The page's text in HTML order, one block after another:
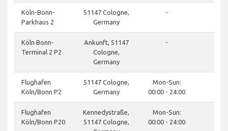
Köln-Bonn-
Parkhaus 2
51147 Cologne,
Germany
-
Köln Bonn-
Terminal 2 P2
Ankunft, 51147
Cologne,
Germany
-
Flughafen
Köln/Bonn P2
51147 Cologne,
Germany
Mon-Sun:
00:00 - 24:00
Flughafen
Köln/Bonn P20
Kennedystraße,
51147 Cologne,
Mon-Sun:
00:00 - 24:00